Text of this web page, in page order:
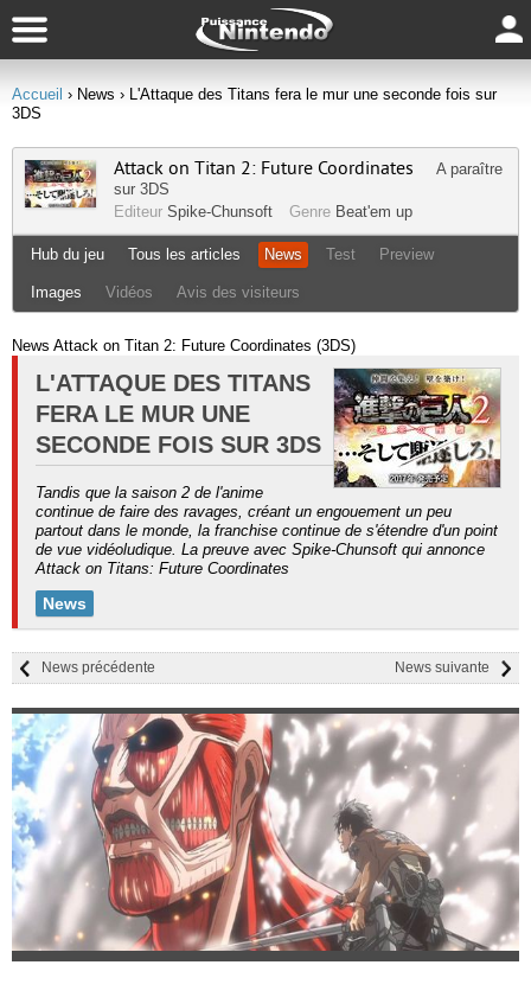
Accueil › News › L'Attaque des Titans fera le mur une seconde fois sur
3DS
Attack on Titan 2: Future Coordinates
A paraître
sur 3DS
Editeur Spike-Chunsoft Genre Beat'em up
Hub du jeu Tous les articles News Test Preview
Images Vidéos Avis des visiteurs
News Attack on Titan 2: Future Coordinates (3DS)
L'ATTAQUE DES TITANS
FERA LE MUR UNE
SECONDE FOIS SUR 3DS
Tandis que la saison 2 de l'anime
continue de faire des ravages, créant un engouement un peu
partout dans le monde, la franchise continue de s'étendre d'un point
de vue vidéoludique. La preuve avec Spike-Chunsoft qui annonce
Attack on Titans: Future Coordinates
News
News suivante
News précédente